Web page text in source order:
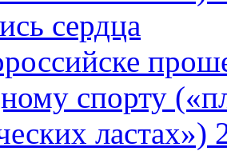
сердца
спорту
ластах»)